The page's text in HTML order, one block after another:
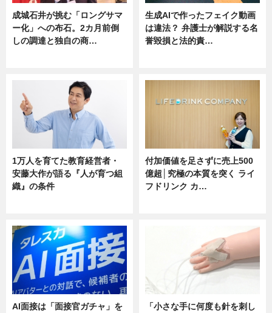
成城石井が挑む「ロングサマ
ー化」への布石。2カ月前倒
しの調達と独自の商…
生成AIで作ったフェイク動画
は違法？ 弁護士が解説する名
誉毀損と法的責…
1万人を育てた教育経営者・
安藤大作が語る『人が育つ組
織』の条件
付加価値を足さずに売上500
億超│究極の本質を突く ライ
フドリンク カ…
AI面接は「面接官ガチャ」を
「小さな手に何度も針を刺し